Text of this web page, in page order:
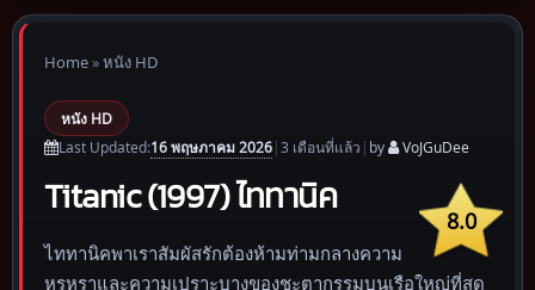
Home»หนัง HD
หนัง HD
Last Updated:16 พฤษภาคม 2026|3 เดือนที่แล้ว | by VoJGuDee
8.0
Titanic (1997) ไททานิค
ไททานิคพาเราสัมผัสรักต้องห้ามท่ามกลางความ
หรูหราและความเปราะบางของชะตากรรมบนเรือใหญ่ที่สุด